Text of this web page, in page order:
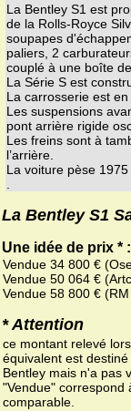
La Bentley S1 est
de la Rolls-Royce
soupapes
paliers, 2
couplé à une boîte
La Série S est
La carrosserie est
Les suspensions
pont arrière rigide
Les freins sont à
l’arrière.
La voiture pèse
La Bentley S1
Une idée de prix * :
Vendue 34 800 €
Vendue 50 064 €
Vendue 58 800 €
* Attention
ce montant relevé
équivalent est
Bentley mais n'a pas
"Vendue" correspond
comparable.